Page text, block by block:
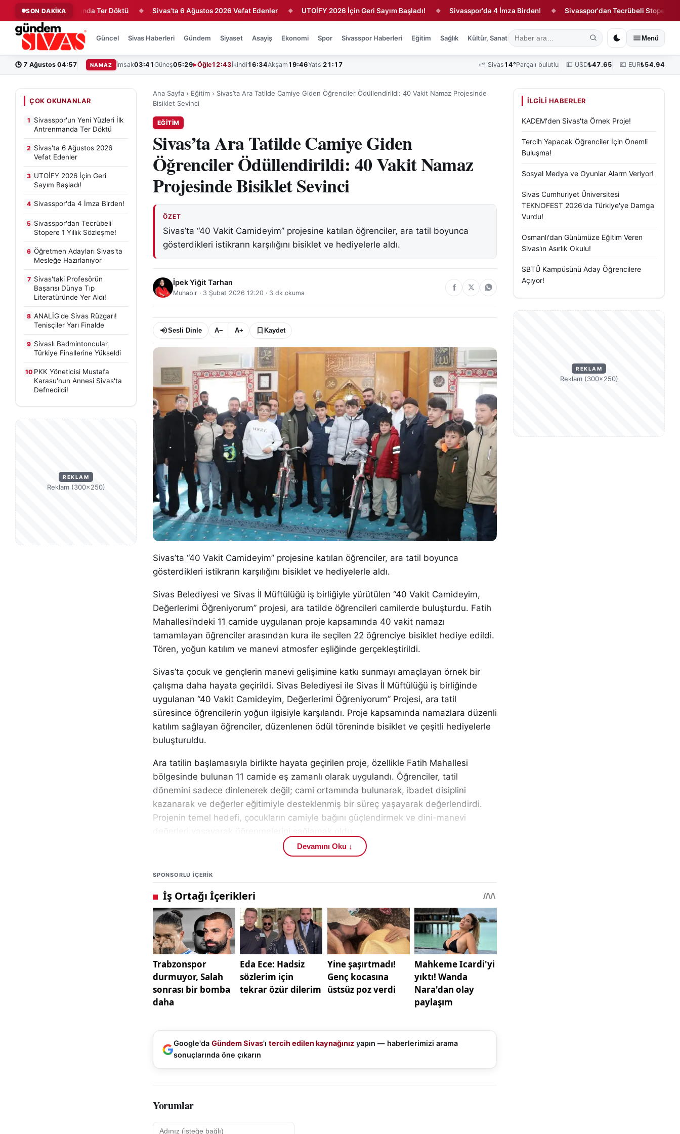
SON DAKİKA
İlk Antrenmanda Ter Döktü ◆ Sivas'ta 6 Ağustos 2026 Vefat Edenler ◆ UTOİFY 2026 İçin Geri Sayım Başladı! ◆ Sivasspor'da 4 İmza Birden! ◆ Sivasspor'dan Tecrübeli Stopere 1 Yıllık
Güncel Sivas Haberleri Gündem Siyaset Asayiş Ekonomi Spor Sivasspor Haberleri Eğitim Sağlık Kültür, Sanat ve Tarih Yaşam Sivas Vefat Edenler Köşe
Menü
🕒 7 Ağustos 04:57 NAMAZ İmsak03:41 Güneş05:29 Öğle12:43İkindi 16:34Akşam 19:46Yatsı21:17 ⛅ Sivas 14°Parçalı bulutlu 💵 USD₺47.65 💶 EUR₺54.94
ÇOK OKUNANLAR
1 Sivasspor'un Yeni Yüzleri İlk
Antrenmanda Ter Döktü
2 Sivas'ta 6 Ağustos 2026
Vefat Edenler
3 UTOİFY 2026 İçin Geri
Sayım Başladı!
4 Sivasspor'da 4 İmza Birden!
5 Sivasspor'dan Tecrübeli
Stopere 1 Yıllık Sözleşme!
6 Öğretmen Adayları Sivas'ta
Mesleğe Hazırlanıyor
7 Sivas'taki Profesörün
Başarısı Dünya Tıp
Literatüründe Yer Aldı!
8 ANALİG'de Sivas Rüzgarı!
Tenisçiler Yarı Finalde
9 Sivaslı Badmintoncular
Türkiye Finallerine Yükseldi
10 PKK Yöneticisi Mustafa
Karasu'nun Annesi Sivas'ta
Defnedildi!
REKLAM
Reklam (300×250)
Ana Sayfa › Eğitim › Sivas’ta Ara Tatilde Camiye Giden Öğrenciler Ödüllendirildi: 40 Vakit Namaz Projesinde
Bisiklet Sevinci
EĞITIM
Sivas’ta Ara Tatilde Camiye Giden
Öğrenciler Ödüllendirildi: 40 Vakit Namaz
Projesinde Bisiklet Sevinci
ÖZET
Sivas’ta “40 Vakit Camideyim” projesine katılan öğrenciler, ara tatil boyunca
gösterdikleri istikrarın karşılığını bisiklet ve hediyelerle aldı.
İpek Yiğit Tarhan
Muhabir · 3 Şubat 2026 12:20 · 3 dk okuma
Sesli Dinle A− A+ Kaydet
Sivas’ta “40 Vakit Camideyim” projesine katılan öğrenciler, ara tatil boyunca
gösterdikleri istikrarın karşılığını bisiklet ve hediyelerle aldı.
Sivas Belediyesi ve Sivas İl Müftülüğü iş birliğiyle yürütülen “40 Vakit Camideyim,
Değerlerimi Öğreniyorum” projesi, ara tatilde öğrencileri camilerde buluşturdu. Fatih
Mahallesi’ndeki 11 camide uygulanan proje kapsamında 40 vakit namazı
tamamlayan öğrenciler arasından kura ile seçilen 22 öğrenciye bisiklet hediye edildi.
Tören, yoğun katılım ve manevi atmosfer eşliğinde gerçekleştirildi.
Sivas’ta çocuk ve gençlerin manevi gelişimine katkı sunmayı amaçlayan örnek bir
çalışma daha hayata geçirildi. Sivas Belediyesi ile Sivas İl Müftülüğü iş birliğinde
uygulanan “40 Vakit Camideyim, Değerlerimi Öğreniyorum” Projesi, ara tatil
süresince öğrencilerin yoğun ilgisiyle karşılandı. Proje kapsamında namazlara düzenli
katılım sağlayan öğrenciler, düzenlenen ödül töreninde bisiklet ve çeşitli hediyelerle
buluşturuldu.
Ara tatilin başlamasıyla birlikte hayata geçirilen proje, özellikle Fatih Mahallesi
bölgesinde bulunan 11 camide eş zamanlı olarak uygulandı. Öğrenciler, tatil
dönemini sadece dinlenerek değil; cami ortamında bulunarak, ibadet disiplini
kazanarak ve değerler eğitimiyle desteklenmiş bir süreç yaşayarak değerlendirdi.
Projenin temel hedefi, çocukların camiyle bağını güçlendirmek ve dini-manevi
Bu kapsamda öğrenciler, ara tatil boyunca beş vakit namaza düzenli katılım
kişi olmak üzere toplam 22 öğrenci, yapılan kura çekimi sonucunda bisikletle
ödüllendirildi. Bunun yanı sıra projeye katılan tüm öğrencilere çeşitli hediyeler takdim
edilerek emekleri karşılıksız bırakılmadı. Bu yönüyle proje, sadece ödül odaklı değil;
katılımı teşvik eden ve kapsayıcı bir anlayışla yürütüldü.
Projenin finali niteliğindeki ödül töreni, Sivas Gaziosmanpaşa Camii’nde
gerçekleştirildi. Programa Sivas Belediye Başkanı Dr. Adem Uzun, İl Müftü Vekili
Mehmet Koç, din görevlileri, öğrenciler ve aileleri katıldı. Kur’an-ı Kerim tilavetiyle
başlayan program, manevi atmosferiyle dikkat çekti.
Törende konuşan Sivas Belediye Başkanı Dr. Adem Uzun, projede emeği geçen
olduğunu vurgulayan Uzun, gençlerin küçük yaşlardan itibaren camiyle tanışmasının
Programda söz alan İl Müftü Vekili Mehmet Koç ise projenin çıkış noktasını ve
hedeflerini katılımcılarla paylaştı. Koç, “Bu proje ile amacımız, ara tatil döneminde
bilincini kazandırmak” dedi. Projenin, devletine ve milletine bağlı, sorumluluk sahibi,
Devamını Oku ↓
SPONSORLU IÇERIK
Google'da Gündem Sivas'ı tercih edilen kaynağınız yapın — haberlerimizi arama
sonuçlarında öne çıkarın
Yorumlar
İLGILI HABERLER
KADEM'den Sivas'ta Örnek Proje!
Tercih Yapacak Öğrenciler İçin Önemli
Buluşma!
Sosyal Medya ve Oyunlar Alarm Veriyor!
Sivas Cumhuriyet Üniversitesi
TEKNOFEST 2026'da Türkiye'ye Damga
Vurdu!
Osmanlı'dan Günümüze Eğitim Veren
Sivas'ın Asırlık Okulu!
SBTÜ Kampüsünü Aday Öğrencilere
Açıyor!
REKLAM
Reklam (300×250)